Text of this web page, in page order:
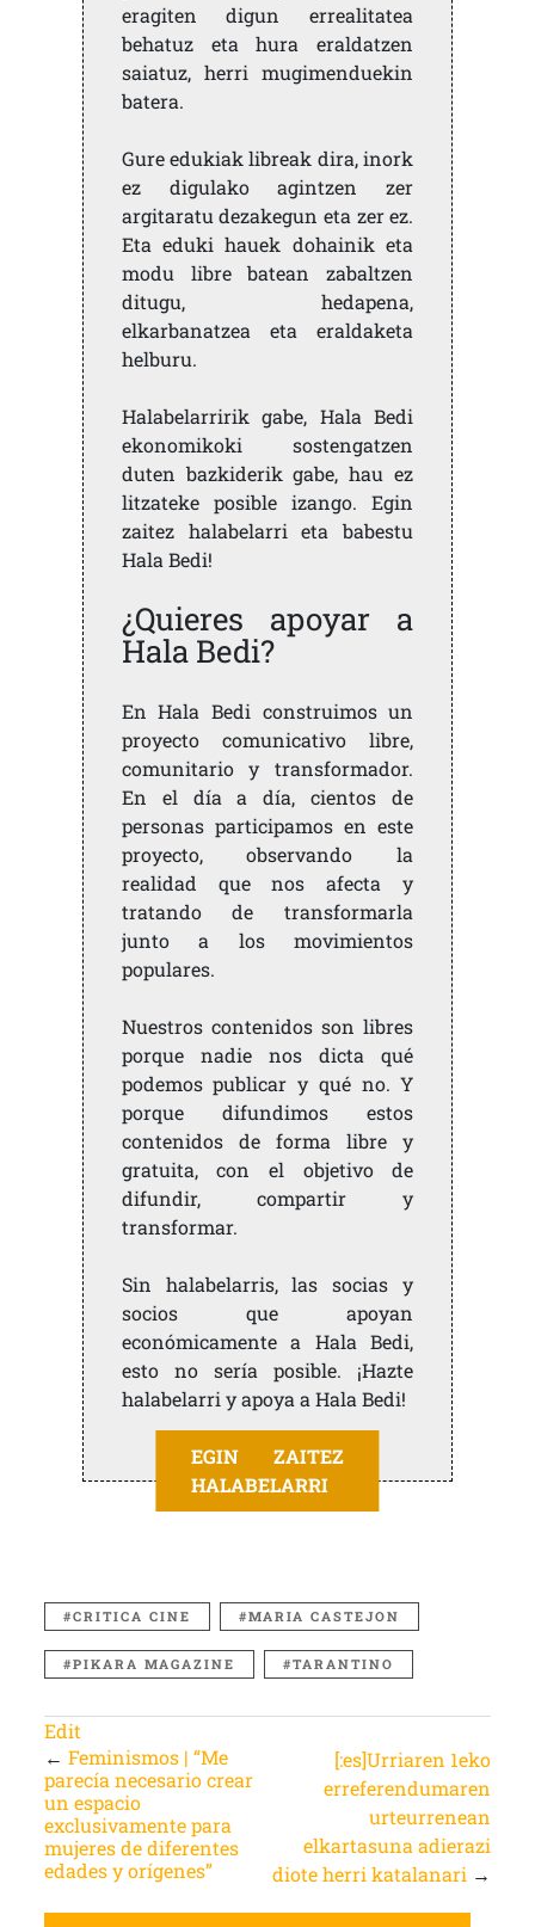
eragiten digun errealitatea
behatuz eta hura eraldatzen
saiatuz, herri mugimenduekin
batera.
Gure edukiak libreak dira, inork
ez digulako agintzen zer
argitaratu dezakegun eta zer ez.
Eta eduki hauek dohainik eta
modu libre batean zabaltzen
ditugu, hedapena,
elkarbanatzea eta eraldaketa
helburu.
Halabelarririk gabe, Hala Bedi
ekonomikoki sostengatzen
duten bazkiderik gabe, hau ez
litzateke posible izango. Egin
zaitez halabelarri eta babestu
Hala Bedi!
¿Quieres apoyar a
Hala Bedi?
En Hala Bedi construimos un
proyecto comunicativo libre,
comunitario y transformador.
En el día a día, cientos de
personas participamos en este
proyecto, observando la
realidad que nos afecta y
tratando de transformarla
junto a los movimientos
populares.
Nuestros contenidos son libres
porque nadie nos dicta qué
podemos publicar y qué no. Y
porque difundimos estos
contenidos de forma libre y
gratuita, con el objetivo de
difundir, compartir y
transformar.
Sin halabelarris, las socias y
socios que apoyan
económicamente a Hala Bedi,
esto no sería posible. ¡Hazte
halabelarri y apoya a Hala Bedi!
EGIN ZAITEZ
HALABELARRI
CRITICA CINE MARIA CASTEJON
PIKARA MAGAZINE TARANTINO
Edit
← Feminismos | “Me
parecía necesario crear
un espacio
exclusivamente para
mujeres de diferentes
edades y orígenes”
[:es]Urriaren 1eko
erreferendumaren
urteurrenean
elkartasuna adierazi
diote herri katalanari →